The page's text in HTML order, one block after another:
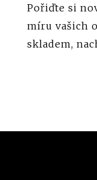
Pořiďte si
míru vašich
skladem,